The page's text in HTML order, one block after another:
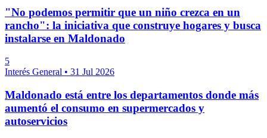
"No podemos permitir que un niño crezca en un
rancho": la iniciativa que construye hogares y busca
instalarse en Maldonado
5
Interés General • 31 Jul 2026
Maldonado está entre los departamentos donde más
aumentó el consumo en supermercados y
autoservicios